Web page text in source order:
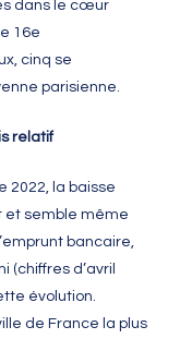
dans le cœur
16e
cinq se
parisienne.
relatif
2022, la baisse
et semble même
bancaire,
(chiffres d’avril
évolution.
de France la plus